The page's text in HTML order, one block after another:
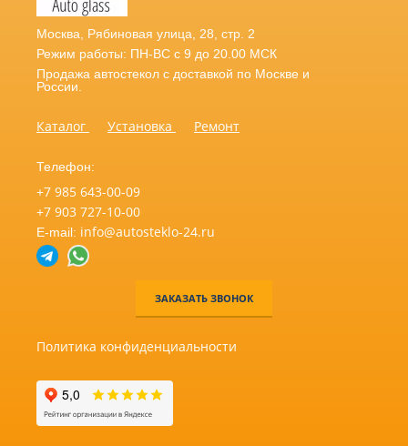
Москва
Рябиновая улица, 28, стр. 2
Режим работы: ПН-ВС с 9 до 20.00 МСК
Продажа автостекол с доставкой по Москве и
России.
Каталог Установка Ремонт
Телефон:
+7 985 643-00-09
+7 903 727-10-00
E-mail: info@autosteklo-24.ru
ЗАКАЗАТЬ ЗВОНОК
Политика конфиденциальности